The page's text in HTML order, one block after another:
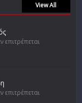
View All
επιτρέπεται
επιτρέπεται